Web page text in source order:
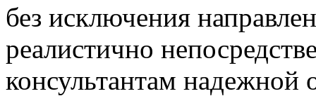
без исключения
реалистично
консультантам надежной